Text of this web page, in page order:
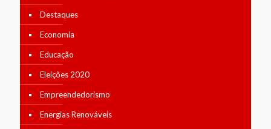
Destaques
Economia
Educação
Eleições 2020
Empreendedorismo
Energias Renováveis